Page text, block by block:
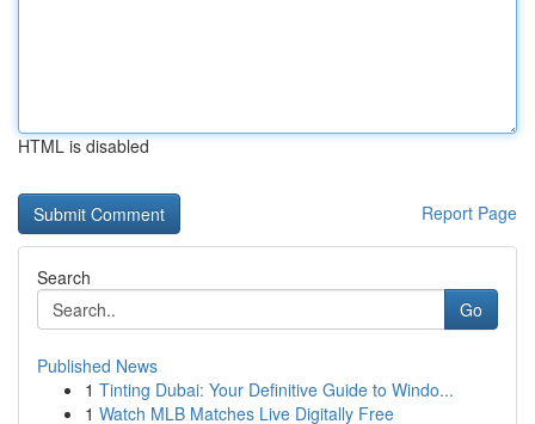
HTML is disabled
Report Page
Search
Go
Published News
1 Tinting Dubai: Your Definitive Guide to Windo...
1 Watch MLB Matches Live Digitally Free